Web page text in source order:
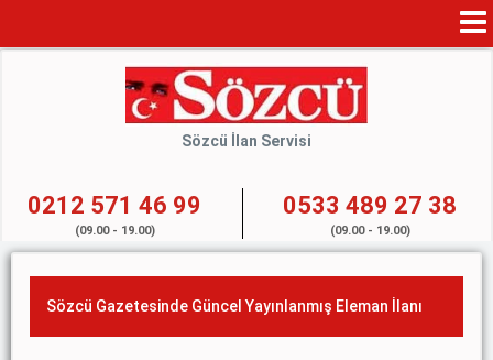
Sözcü İlan Servisi
0212 571 46 99
(09.00 - 19.00)
0533 489 27 38
(09.00 - 19.00)
Sözcü Gazetesinde Güncel Yayınlanmış Eleman İlanı